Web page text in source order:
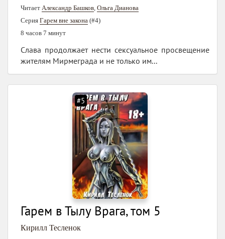
Читает Александр Башков, Ольга Дианова
Серия Гарем вне закона (#4)
8 часов 7 минут
Слава продолжает нести сексуальное просвещение
жителям Мирмеграда и не только им...
#5
Гарем в Тылу Врага, том 5
Кирилл Тесленок